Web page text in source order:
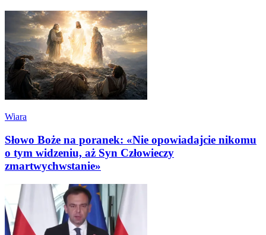
Wiara
Słowo Boże na poranek: «Nie opowiadajcie nikomu
o tym widzeniu, aż Syn Człowieczy
zmartwychwstanie»